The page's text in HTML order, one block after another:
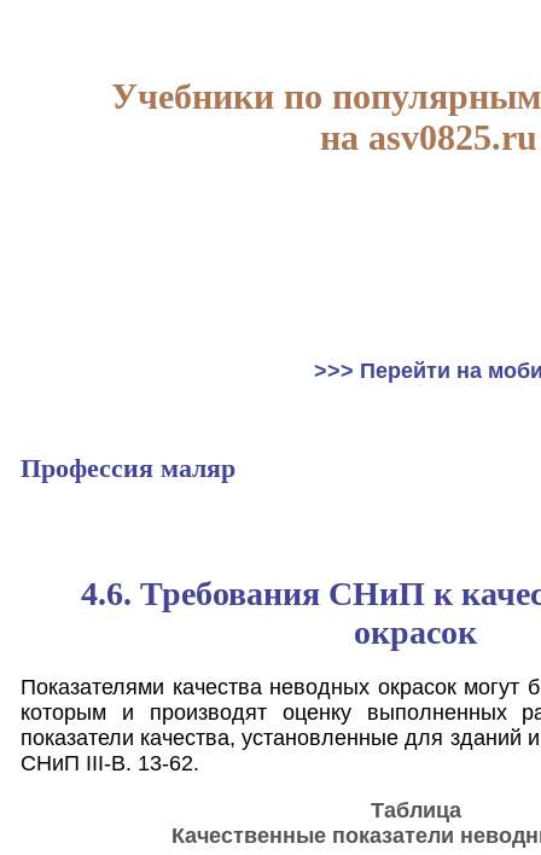
Учебники по
на asv0825.ru
>>> Перейти на
Профессия маляр
4.6. Требования СНиП к
окрасок
Показателями качества неводных окрасок могут
которым и производят оценку выполненных
показатели качества, установленные для зданий
СНиП III-В. 13-62.
Таблица
Качественные показатели